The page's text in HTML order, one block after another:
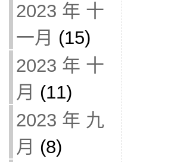
2023 年 十
一月 (15)
2023 年 十
月 (11)
2023 年 九
月 (8)